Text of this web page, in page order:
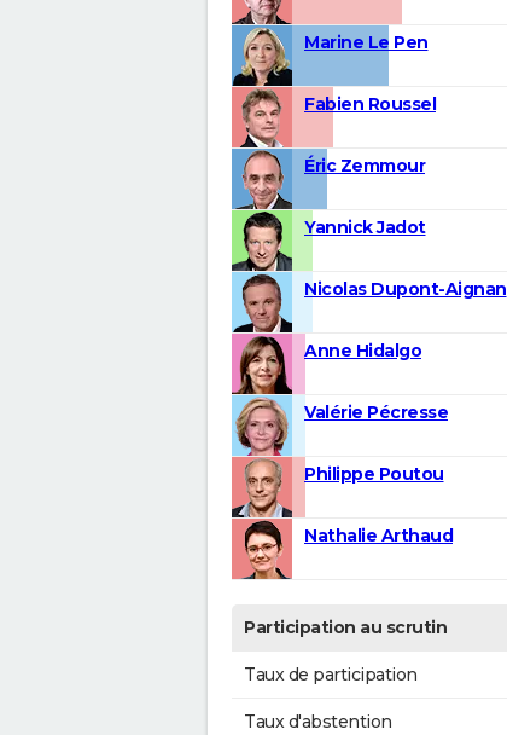
Marine Le Pen
Fabien Roussel
Éric Zemmour
Yannick Jadot
Nicolas Dupont-Aignan
Anne Hidalgo
Valérie Pécresse
Philippe Poutou
Nathalie Arthaud
Participation au scrutin
Taux de participation
Taux d'abstention